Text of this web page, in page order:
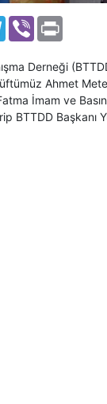
Telegram
Viber
Derneği
Ahmet
İmam ve
BTTDD Başkanı